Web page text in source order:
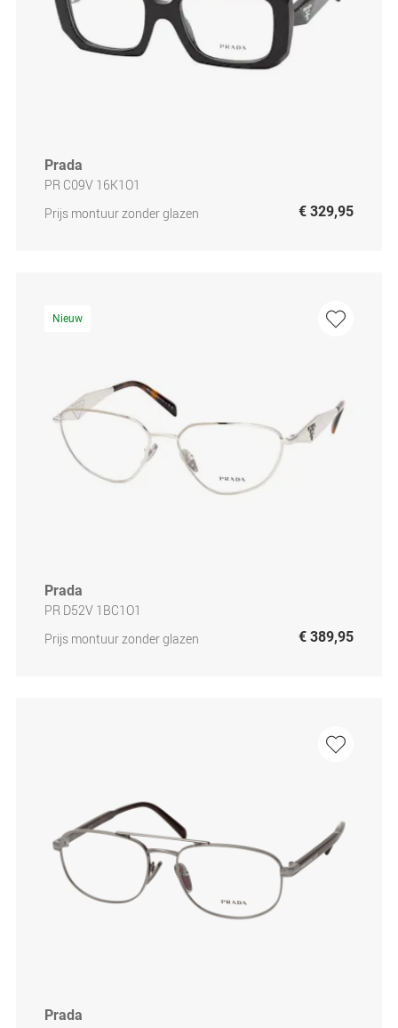
Prada
PR C09V 16K1O1
Prijs montuur zonder glazen
€ 329,95
Nieuw
Prada
PR D52V 1BC1O1
Prijs montuur zonder glazen
€ 389,95
Prada